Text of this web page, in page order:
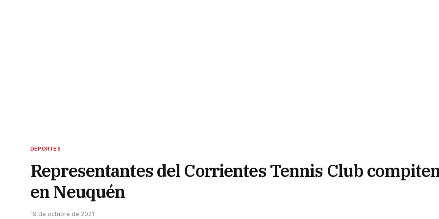
DEPORTES
Representantes del Corrientes Tennis Club
en Neuquén
19 de octubre de 2021